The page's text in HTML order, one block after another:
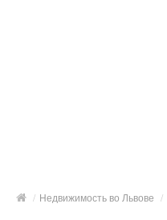
/ Недвижимость во Львове /